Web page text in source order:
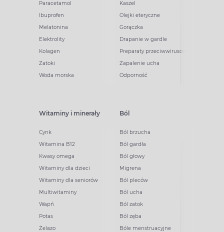
Paracetamol
Ibuprofen
Melatonina
Elektrolity
Kolagen
Zatoki
Woda morska
Kaszel
Olejki eteryczne
Gorączka
Drapanie w gardle
Preparaty przeciwwirusowe
Zapalenie ucha
Odporność
Witaminy i minerały
Cynk
Witamina B12
Kwasy omega
Witaminy dla dzieci
Witaminy dla seniorów
Multiwitaminy
Wapń
Potas
Żelazo
Ból
Ból brzucha
Ból gardła
Ból głowy
Migrena
Ból pleców
Ból ucha
Ból zatok
Ból zęba
Bóle menstruacyjne